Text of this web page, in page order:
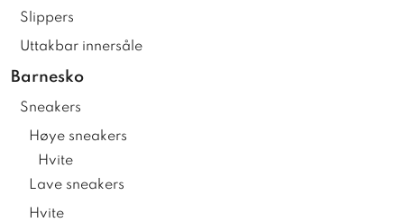
Slippers
Uttakbar innersåle
Barnesko
Sneakers
Høye sneakers
Hvite
Lave sneakers
Hvite